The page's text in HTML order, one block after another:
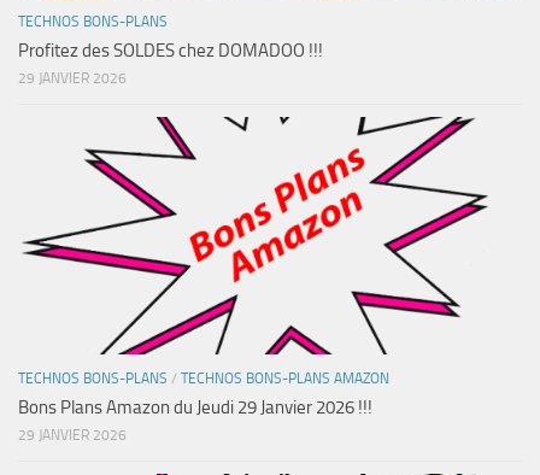
TECHNOS BONS-PLANS
Profitez des SOLDES chez DOMADOO !!!
29 JANVIER 2026
TECHNOS BONS-PLANS / TECHNOS BONS-PLANS AMAZON
Bons Plans Amazon du Jeudi 29 Janvier 2026 !!!
29 JANVIER 2026